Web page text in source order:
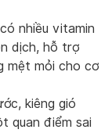
nhiều vitamin
dịch, hỗ trợ
mệt mỏi cho cơ
kiêng gió
quan điểm sai